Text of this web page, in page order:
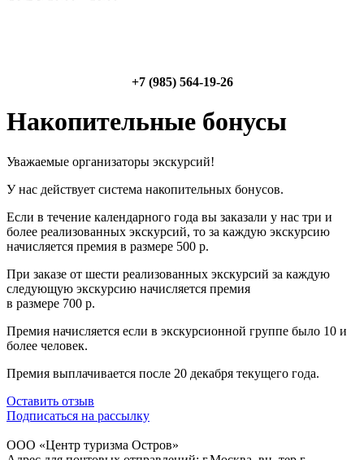
+7 (985) 564-19-26
Накопительные бонусы
Уважаемые организаторы экскурсий!
У нас действует система накопительных бонусов.
Если в течение календарного года вы заказали у нас три и
более реализованных экскурсий, то за каждую экскурсию
начисляется премия в размере 500 р.
При заказе от шести реализованных экскурсий за каждую
следующую экскурсию начисляется премия
в размере 700 р.
Премия начисляется если в экскурсионной группе было 10 и
более человек.
Премия выплачивается после 20 декабря текущего года.
Оставить отзыв
Подписаться на рассылку
ООО «Центр туризма Остров»